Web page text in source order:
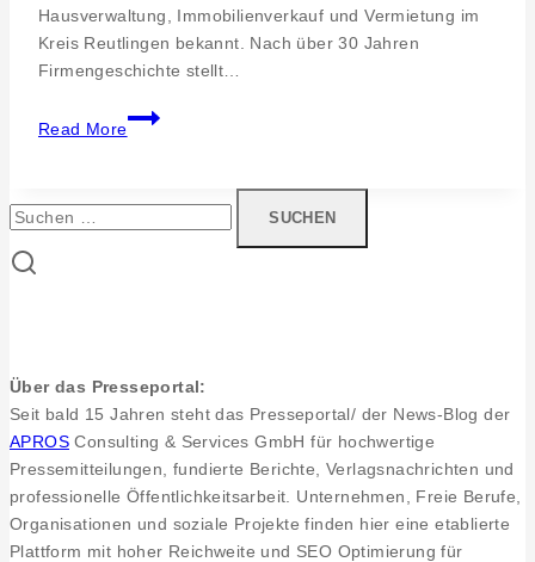
Hausverwaltung, Immobilienverkauf und Vermietung im
Kreis Reutlingen bekannt. Nach über 30 Jahren
Firmengeschichte stellt…
Read More
Prozessberatung
Reutlingen.
nun
TOP
Sozial
zertifiziert
Suchen
nach:
Über das Presseportal:
Seit bald 15 Jahren steht das Presseportal/ der News-Blog der
APROS Consulting & Services GmbH für hochwertige
Pressemitteilungen, fundierte Berichte, Verlagsnachrichten und
professionelle Öffentlichkeitsarbeit. Unternehmen, Freie Berufe,
Organisationen und soziale Projekte finden hier eine etablierte
Plattform mit hoher Reichweite und SEO Optimierung für